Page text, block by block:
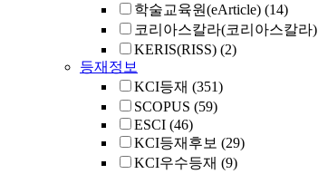
학술교육원(eArticle) (14)
코리아스칼라(코리아스칼라)
KERIS(RISS) (2)
등재정보
KCI등재 (351)
SCOPUS (59)
ESCI (46)
KCI등재후보 (29)
KCI우수등재 (9)